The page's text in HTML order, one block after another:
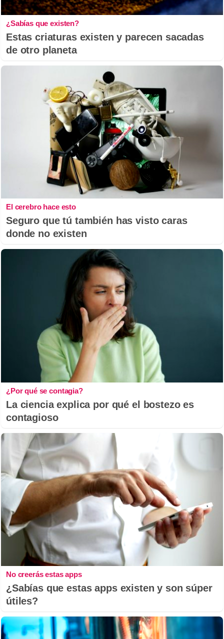
¿Sabías que existen?
Estas criaturas existen y parecen sacadas
de otro planeta
El cerebro hace esto
Seguro que tú también has visto caras
donde no existen
¿Por qué se contagia?
La ciencia explica por qué el bostezo es
contagioso
No creerás estas apps
¿Sabías que estas apps existen y son súper
útiles?